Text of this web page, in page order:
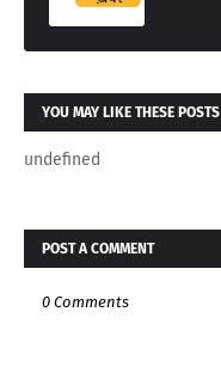
YOU MAY LIKE THESE POSTS
undefined
POST A COMMENT
0 Comments